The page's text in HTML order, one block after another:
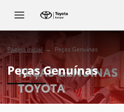
Página Inicial Peças Genuínas
Peças Genuínas